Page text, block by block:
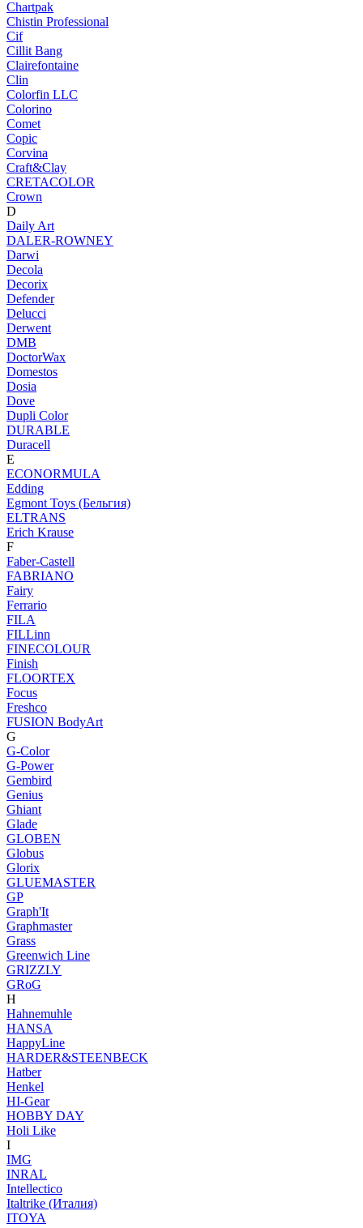
Chartpak
Chistin Professional
Cif
Cillit Bang
Clairefontaine
Clin
Colorfin LLC
Colorino
Comet
Copic
Corvina
Craft&Clay
CRETACOLOR
Crown
D
Daily Art
DALER-ROWNEY
Darwi
Decola
Decorix
Defender
Delucci
Derwent
DMB
DoctorWax
Domestos
Dosia
Dove
Dupli Color
DURABLE
Duracell
E
ECONORMULA
Edding
Egmont Toys (Бельгия)
ELTRANS
Erich Krause
F
Faber-Castell
FABRIANO
Fairy
Ferrario
FILA
FILLinn
FINECOLOUR
Finish
FLOORTEX
Focus
Freshco
FUSION BodyArt
G
G-Color
G-Power
Gembird
Genius
Ghiant
Glade
GLOBEN
Globus
Glorix
GLUEMASTER
GP
Graph'It
Graphmaster
Grass
Greenwich Line
GRIZZLY
GRoG
H
Hahnemuhle
HANSA
HappyLine
HARDER&STEENBECK
Hatber
Henkel
HI-Gear
HOBBY DAY
Holi Like
I
IMG
INRAL
Intellectico
Italtrike (Италия)
ITOYA